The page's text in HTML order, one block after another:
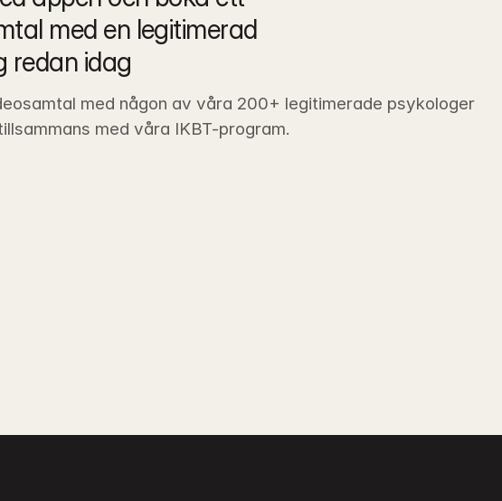
med en legitimerad
redan idag
med någon av våra 200+ legitimerade psykologer
med våra IKBT-program.